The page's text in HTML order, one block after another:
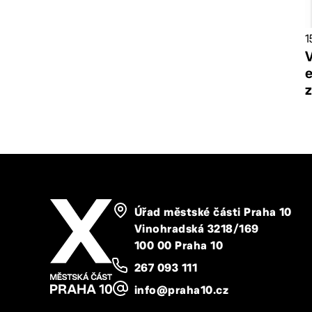
Úřad městské části Praha 10
Vinohradská 3218/169
100 00 Praha 10
267 093 111
info@praha10.cz